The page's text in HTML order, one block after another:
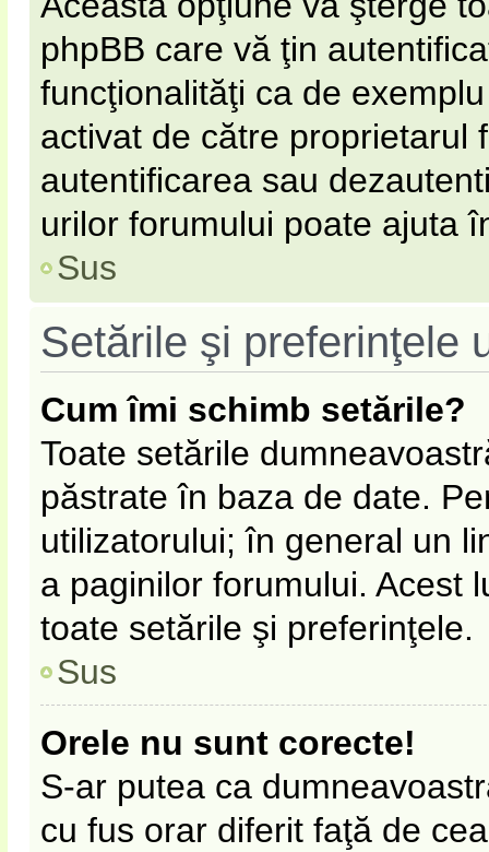
phpBB care vă ţin
funcţionalităţi ca de
activat de către proprietarul
autentificarea sau
urilor forumului poate ajuta
Sus
Setările şi preferinţele
Cum îmi schimb setările?
Toate setările
păstrate în baza de date.
utilizatorului; în general un
a paginilor forumului. Acest
toate setările şi preferinţele.
Sus
Orele nu sunt corecte!
S-ar putea ca
cu fus orar diferit faţă de